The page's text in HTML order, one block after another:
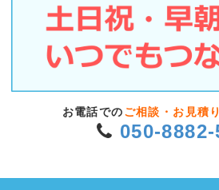
お電話での ご相談・お見積
050-